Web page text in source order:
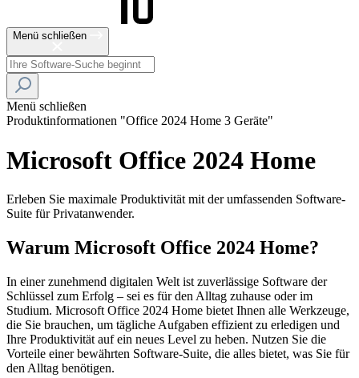
Menü schließen
Menü schließen
Produktinformationen "Office 2024 Home 3 Geräte"
Microsoft Office 2024 Home
Erleben Sie maximale Produktivität mit der umfassenden Software-
Suite für Privatanwender.
Warum Microsoft Office 2024 Home?
In einer zunehmend digitalen Welt ist zuverlässige Software der
Schlüssel zum Erfolg – sei es für den Alltag zuhause oder im
Studium. Microsoft Office 2024 Home bietet Ihnen alle Werkzeuge,
die Sie brauchen, um tägliche Aufgaben effizient zu erledigen und
Ihre Produktivität auf ein neues Level zu heben. Nutzen Sie die
Vorteile einer bewährten Software-Suite, die alles bietet, was Sie für
den Alltag benötigen.